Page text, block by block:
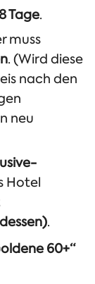
Tage.
muss
. (Wird diese
nach den
neu
Hotel
.
60+“